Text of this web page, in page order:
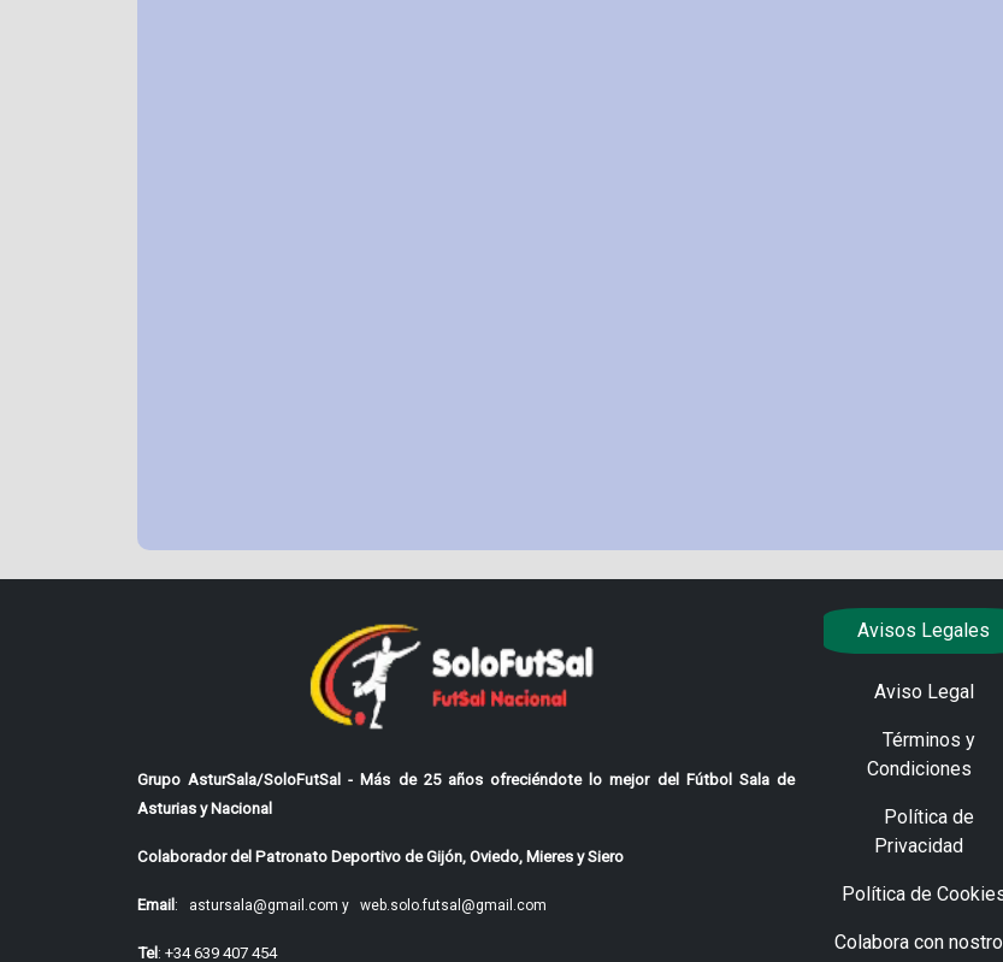
Grupo AsturSala/SoloFutSal - Más de 25 años ofreciéndote lo mejor del Fútbol Sala de
Asturias y Nacional
Colaborador del Patronato Deportivo de Gijón, Oviedo, Mieres y Siero
Email: astursala@gmail.com y web.solo.futsal@gmail.com
Tel: +34 639 407 454
Avisos Legales
Aviso Legal
Términos y
Condiciones
Política de
Privacidad
Política de
Colabora con